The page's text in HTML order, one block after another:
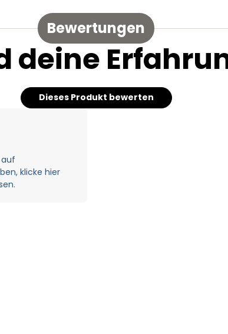
Bewertungen
deine
Dieses Produkt bewerten
klicke hier